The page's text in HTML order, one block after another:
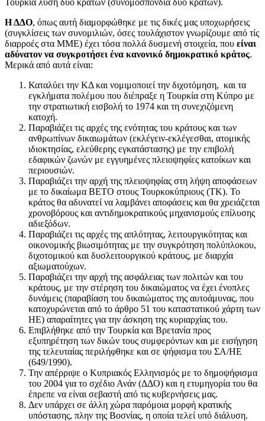
Η ΔΔΟ, όπως αυτή διαμορφώθηκε με τις δικές μας υποχωρήσεις
(συγκλίσεις των συνομιλιών, όσες τουλάχιστον γνωρίζουμε από τίς
διαρροές στα ΜΜΕ) έχει τόσα πολλά δυσμενή στοιχεία, που είναι
αδύνατον να συγκροτήσει ένα κανονικό δημοκρατικό κράτος.
Μερικά από αυτά είναι:
Καταλύει την ΚΔ και νομιμοποιεί την διχοτόμηση, και τα
εγκλήματα πολέμου που διέπραξε η Τουρκία στη Κύπρο με
την στρατιωτική εισβολή το 1974 και τη συνεχιζόμενη
κατοχή.
Παραβιάζει τις αρχές της ενότητας του κράτους και των
ανθρωπίνων δικαιωμάτων (εκλέγειν-εκλέγεσθαι, ατομικής
ιδιοκτησίας, ελεύθερης εγκατάστασης) με την επιβολή
εδαφικών ζωνών με εγγυημένες πλειοψηφίες κατοίκων και
περιουσιών.
Παραβιάζει την αρχή της πλειοψηφίας στη λήψη αποφάσεων
με το δικαίωμα ΒΕΤΟ στους Τουρκοκύπριους (ΤΚ). Το
κράτος θα αδυνατεί να λαμβάνει αποφάσεις και θα χρειάζεται
χρονοβόρους και αντιδημοκρατικούς μηχανισμούς επίλυσης
αδιεξόδων.
Παραβιάζει τις αρχές της απλότητας, λειτουργικότητας και
οικονομικής βιωσιμότητας με την συγκρότηση πολύπλοκου,
διχοτομικού και δυσλειτουργικού κράτους, με διαρχία
αξιωματούχων.
Παραβιάζει την αρχή της ασφάλειας των πολιτών και του
κράτους, με την στέρηση του δικαιώματος να έχει ένοπλες
δυνάμεις (παραβίαση του δικαιώματος της αυτοάμυνας, που
κατοχυρώνεται από το άρθρο 51 του καταστατικού χάρτη των
ΗΕ) απαραίτητες για την άσκηση της κυριαρχίας του.
Επιβλήθηκε από την Τουρκία και Βρετανία προς
εξυπηρέτηση των δικών τους συμφερόντων και με εισήγηση
της τελευταίας περιλήφθηκε και σε ψήφισμα του ΣΑ/ΗΕ
(649/1990).
Την απέρριψε ο Κυπριακός Ελληνισμός με το δημοψήφισμα
του 2004 για το σχέδιο Ανάν (ΔΔΟ) και η ετυμηγορία του θα
έπρεπε να είναι σεβαστή από τις κυβερνήσεις μας.
Δεν υπάρχει σε άλλη χώρα παρόμοια μορφή κρατικής
υπόστασης, πλην της Βοσνίας, η οποία τελεί υπό διάλυση.